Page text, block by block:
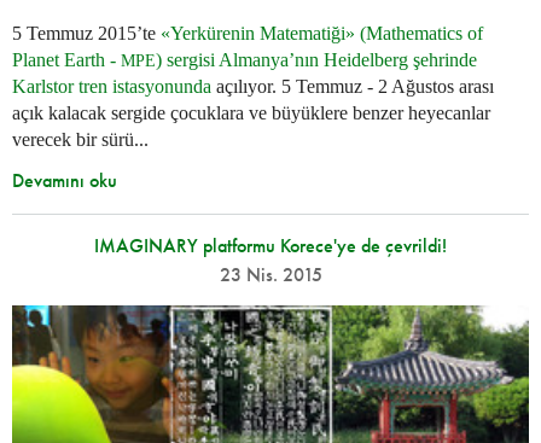
5 Temmuz 2015’te «Yerkürenin Matematiği» (Mathematics of
Planet Earth - MPE) sergisi Almanya’nın Heidelberg şehrinde
Karlstor tren istasyonunda açılıyor. 5 Temmuz - 2 Ağustos arası
açık kalacak sergide çocuklara ve büyüklere benzer heyecanlar
verecek bir sürü...
Devamını oku
IMAGINARY platformu Korece'ye de çevrildi!
23 Nis. 2015